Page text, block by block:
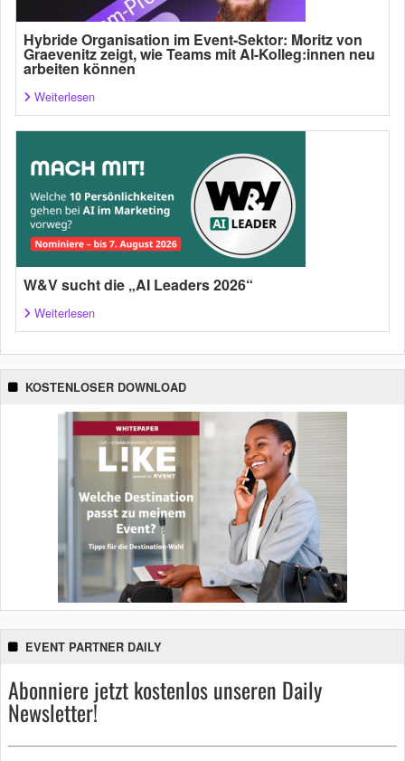
Hybride Organisation im Event-Sektor: Moritz von
Graevenitz zeigt, wie Teams mit AI-Kolleg:innen neu
arbeiten können
Weiterlesen
W&V sucht die „AI Leaders 2026“
Weiterlesen
KOSTENLOSER DOWNLOAD
EVENT PARTNER DAILY
Abonniere jetzt kostenlos unseren Daily
Newsletter!